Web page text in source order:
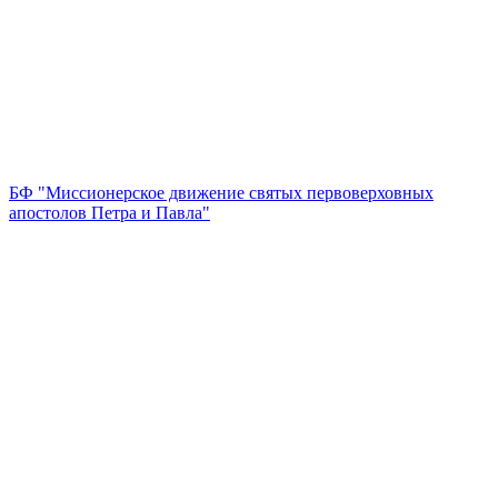
БФ "Миссионерское движение святых первоверховных
апостолов Петра и Павла"